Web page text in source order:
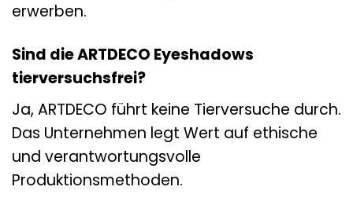
erwerben.
Sind die ARTDECO Eyeshadows
tierversuchsfrei?
Ja, ARTDECO führt keine Tierversuche durch.
Das Unternehmen legt Wert auf ethische
und verantwortungsvolle
Produktionsmethoden.